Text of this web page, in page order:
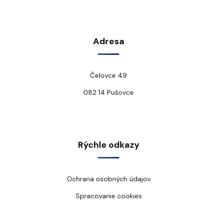
Adresa
Čelovce 49
082 14 Pušovce
Rýchle odkazy
Ochrana osobných údajov
Spracovanie cookies